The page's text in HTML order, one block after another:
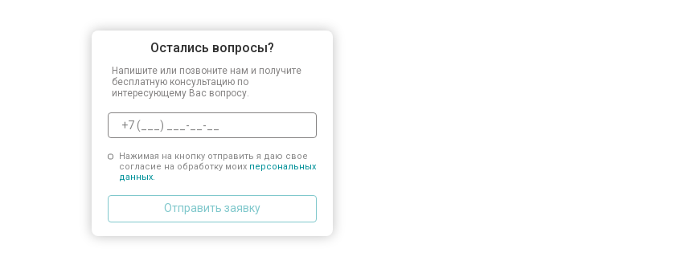
Остались вопросы?
Напишите или позвоните нам и получите
бесплатную консультацию по
интересующему Вас вопросу.
Нажимая на кнопку отправить я даю свое
согласие на обработку моих персональных
данных.
Отправить заявку